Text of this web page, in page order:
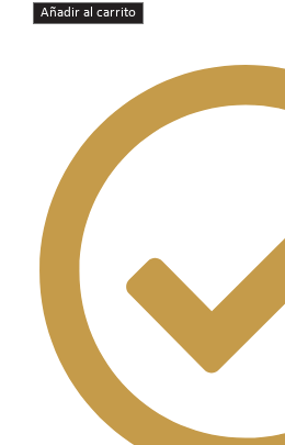
Añadir al carrito